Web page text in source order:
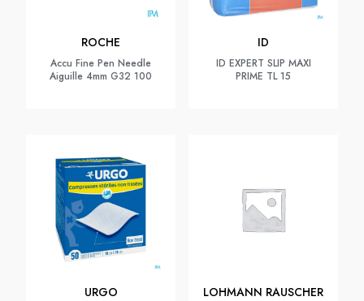
ROCHE
Accu Fine Pen Needle
Aiguille 4mm G32 100
ID
ID EXPERT SLIP MAXI
PRIME TL 15
URGO LOHMANN RAUSCHER